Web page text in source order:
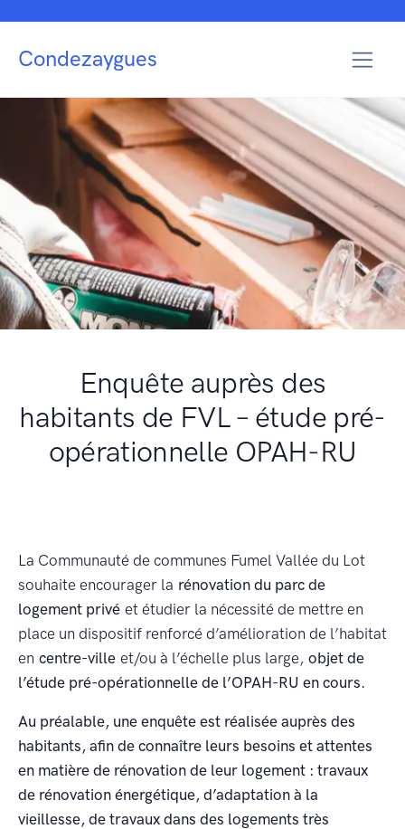
Condezaygues
Enquête auprès des
habitants de FVL – étude pré-
opérationnelle OPAH-RU
La Communauté de communes Fumel Vallée du Lot
souhaite encourager la rénovation du parc de
logement privé et étudier la nécessité de mettre en
place un dispositif renforcé d’amélioration de l’habitat
en centre-ville et/ou à l’échelle plus large, objet de
l’étude pré-opérationnelle de l’OPAH-RU en cours.
Au préalable, une enquête est réalisée auprès des
habitants, afin de connaître leurs besoins et attentes
en matière de rénovation de leur logement : travaux
de rénovation énergétique, d’adaptation à la
vieillesse, de travaux dans des logements très